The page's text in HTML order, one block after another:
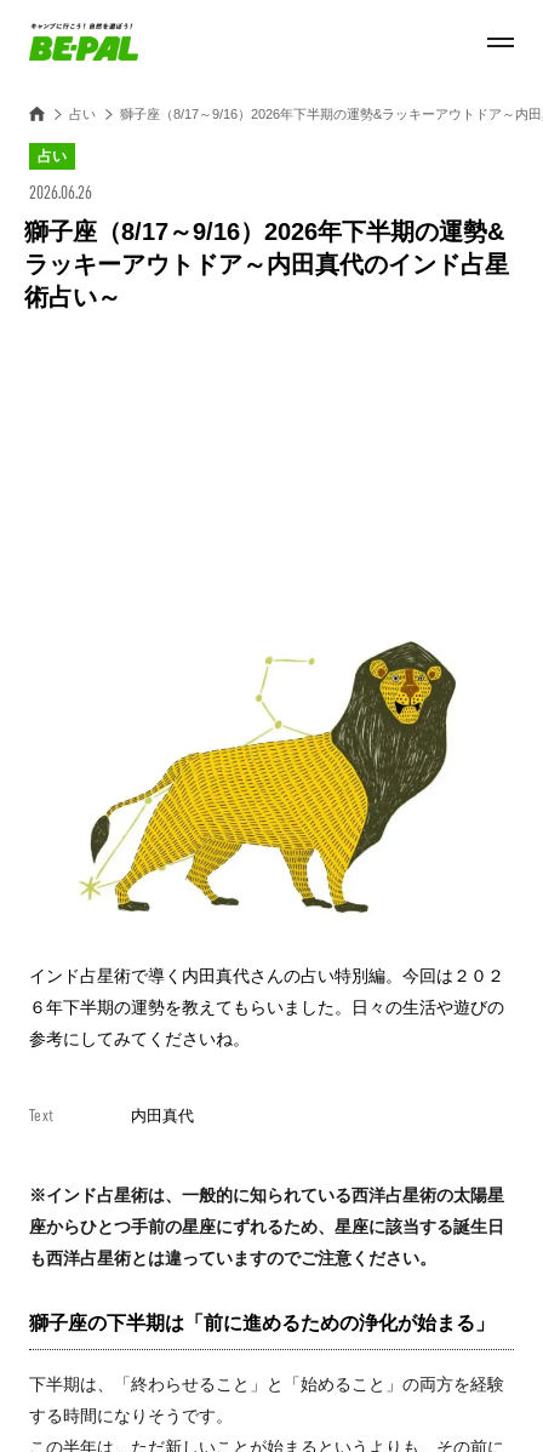
占い 獅子座（8/17～9/16）2026年下半期の運勢&ラッキーアウトドア～内
占い
2026.06.26
獅子座（8/17～9/16）2026年下半期の運勢&
ラッキーアウトドア～内田真代のインド占星
術占い～
インド占星術で導く内田真代さんの占い特別編。今回は２０２
６年下半期の運勢を教えてもらいました。日々の生活や遊びの
参考にしてみてくださいね。
Text 内田真代
※インド占星術は、一般的に知られている西洋占星術の太陽星
座からひとつ手前の星座にずれるため、星座に該当する誕生日
も西洋占星術とは違っていますのでご注意ください。
獅子座の下半期は「前に進めるための浄化が始まる」
下半期は、「終わらせること」と「始めること」の両方を経験
する時間になりそうです。
この半年は、ただ新しいことが始まるというよりも、その前に